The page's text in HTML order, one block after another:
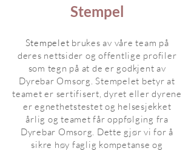
Stempel
Stempelet brukes av våre team på
deres nettsider og offentlige profiler
som tegn på at de er godkjent av
Dyrebar Omsorg. Stempelet betyr at
teamet er sertifisert, dyret eller dyrene
er egnethetstestet og helsesjekket
årlig og teamet får oppfølging fra
Dyrebar Omsorg. Dette gjør vi for å
sikre høy faglig kompetanse og